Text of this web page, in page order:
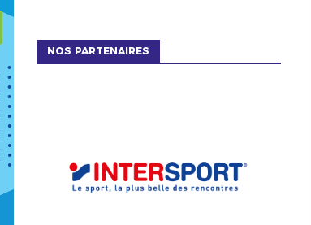
NOS PARTENAIRES